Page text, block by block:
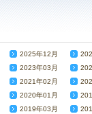
2025年12月
2023年03月
2021年02月
2020年01月
2019年03月